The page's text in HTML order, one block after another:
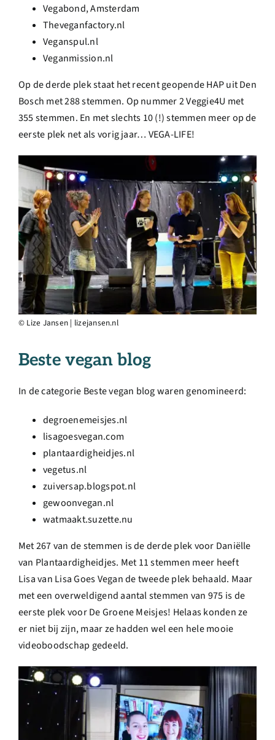
Vegabond, Amsterdam
Theveganfactory.nl
Veganspul.nl
Veganmission.nl
Op de derde plek staat het recent geopende HAP uit Den
Bosch met 288 stemmen. Op nummer 2 Veggie4U met
355 stemmen. En met slechts 10 (!) stemmen meer op de
eerste plek net als vorig jaar… VEGA-LIFE!
© Lize Jansen | lizejansen.nl
Beste vegan blog
In de categorie Beste vegan blog waren genomineerd:
degroenemeisjes.nl
lisagoesvegan.com
plantaardigheidjes.nl
vegetus.nl
zuiversap.blogspot.nl
gewoonvegan.nl
watmaakt.suzette.nu
Met 267 van de stemmen is de derde plek voor Daniëlle
van Plantaardigheidjes. Met 11 stemmen meer heeft
Lisa van Lisa Goes Vegan de tweede plek behaald. Maar
met een overweldigend aantal stemmen van 975 is de
eerste plek voor De Groene Meisjes! Helaas konden ze
er niet bij zijn, maar ze hadden wel een hele mooie
videoboodschap gedeeld.